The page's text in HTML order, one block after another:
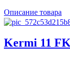
Описание товара
Kermi 11